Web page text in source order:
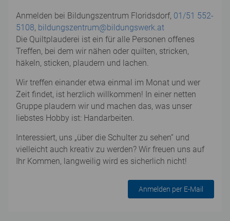
Anmelden bei Bildungszentrum Floridsdorf, 01/51 552-
5108, bildungszentrum@bildungswerk.at
Die Quiltplauderei ist ein für alle Personen offenes
Treffen, bei dem wir nähen oder quilten, stricken,
häkeln, sticken, plaudern und lachen.
Wir treffen einander etwa einmal im Monat und wer
Zeit findet, ist herzlich willkommen! In einer netten
Gruppe plaudern wir und machen das, was unser
liebstes Hobby ist: Handarbeiten.
Interessiert, uns „über die Schulter zu sehen“ und
vielleicht auch kreativ zu werden? Wir freuen uns auf
Ihr Kommen, langweilig wird es sicherlich nicht!
Anmelden per E-Mail